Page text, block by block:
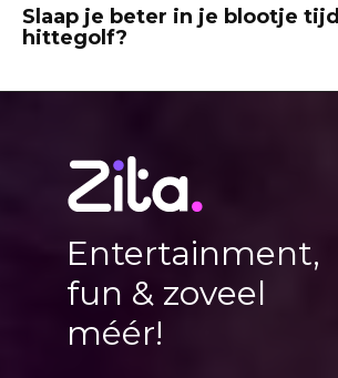
Slaap je beter in je blootje
hittegolf?
Entertainment,
fun & zoveel
méér!